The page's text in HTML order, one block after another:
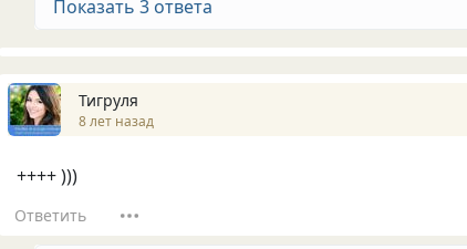
Показать 3 ответа
Тигруля
8 лет назад
++++ )))
Ответить